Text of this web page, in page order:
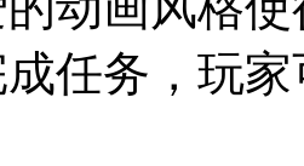
任务，玩